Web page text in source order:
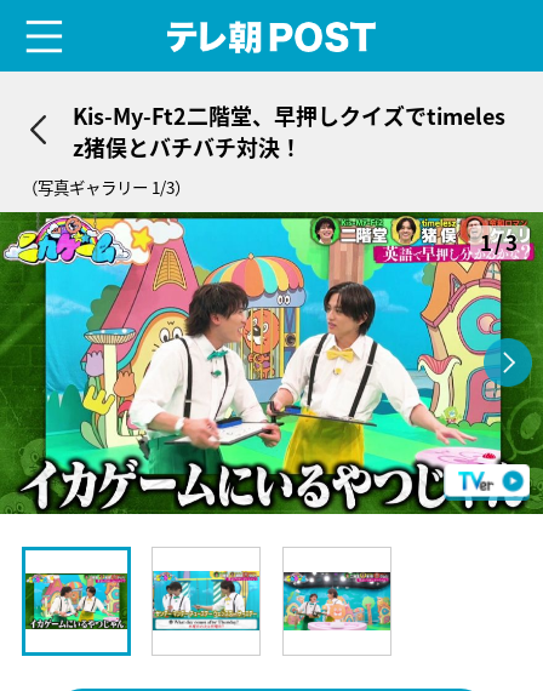
Kis-My-Ft2二階堂、早押しクイズでtimeles
z猪俣とバチバチ対決！
（写真ギャラリー 1/3）
1/3